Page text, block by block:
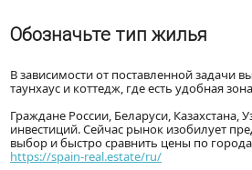
Обозначьте тип жилья
В зависимости от поставленной задачи
таунхаус и коттедж, где есть удобная
Граждане России, Беларуси,
инвестиций. Сейчас рынок изобилует
выбор и быстро сравнить цены по
https://spain-real.estate/ru/